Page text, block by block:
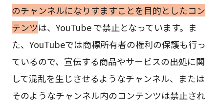
のチャンネルになりすますことを目的としたコン
テンツは、YouTube で禁止となっています。ま
た、YouTubeでは商標所有者の権利の保護も行っ
ているので、宣伝する商品やサービスの出処に関
して混乱を生じさせるようなチャンネル、または
そのようなチャンネル内のコンテンツは禁止され